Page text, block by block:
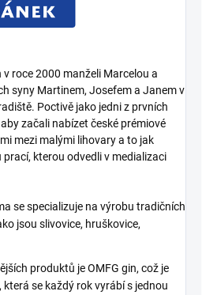
roce 2000 manželi Marcelou a
syny Martinem, Josefem a Janem v
Poctivě jako jedni z prvních
začali nabízet české prémiové
mezi malými lihovary a to jak
kterou odvedli v medializaci
se specializuje na výrobu tradičních
jsou slivovice, hruškovice,
produktů je OMFG gin, což je
která se každý rok vyrábí s jednou